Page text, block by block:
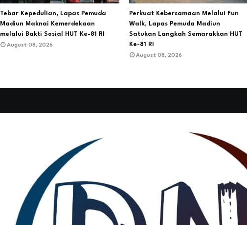
Tebar Kepedulian, Lapas Pemuda
Madiun Maknai Kemerdekaan
melalui Bakti Sosial HUT Ke-81 RI
August 08, 2026
Perkuat Kebersamaan Melalui Fun
Walk, Lapas Pemuda Madiun
Satukan Langkah Semarakkan HUT
Ke-81 RI
August 08, 2026